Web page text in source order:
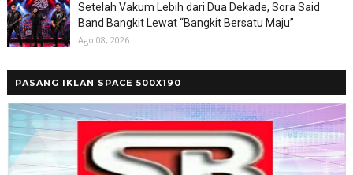
Setelah Vakum Lebih dari Dua Dekade, Sora Said
Band Bangkit Lewat “Bangkit Bersatu Maju”
Ago 08, 2026
PASANG IKLAN SPACE 500X190